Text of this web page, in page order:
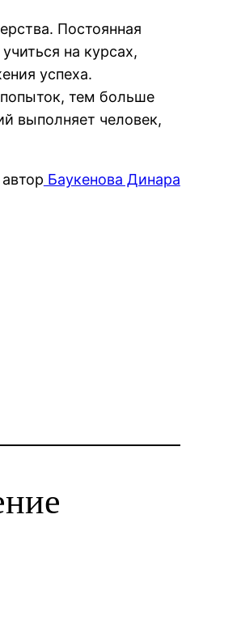
Постоянная
на курсах,
успеха.
тем больше
выполняет человек,
автор Баукенова Динара